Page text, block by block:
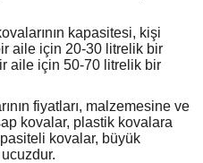
kapasitesi, kişi
aile için 20-30 litrelik bir
aile için 50-70 litrelik bir
fiyatları, malzemesine ve
kovalar, plastik kovalara
kovalar, büyük